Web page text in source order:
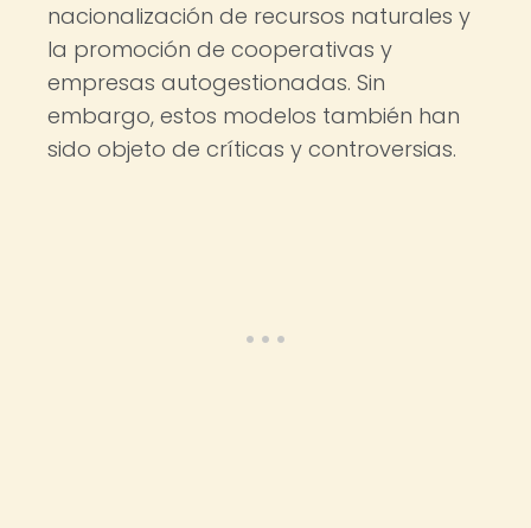
nacionalización de recursos naturales y
la promoción de cooperativas y
empresas autogestionadas. Sin
embargo, estos modelos también han
sido objeto de críticas y controversias.